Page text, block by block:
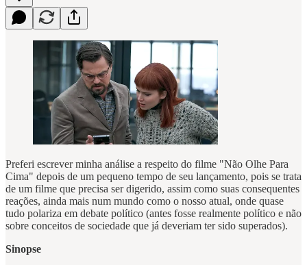
Preferi escrever minha análise a respeito do filme "Não Olhe Para
Cima" depois de um pequeno tempo de seu lançamento, pois se trata
de um filme que precisa ser digerido, assim como suas consequentes
reações, ainda mais num mundo como o nosso atual, onde quase
tudo polariza em debate político (antes fosse realmente político e não
sobre conceitos de sociedade que já deveriam ter sido superados).
Sinopse